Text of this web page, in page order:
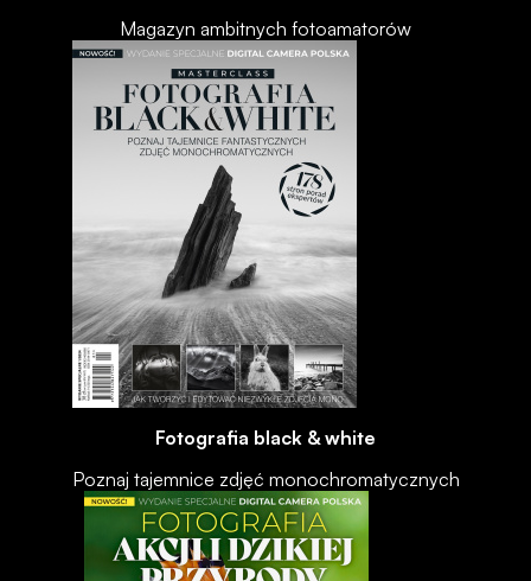
Magazyn ambitnych fotoamatorów
Fotografia black & white
Poznaj tajemnice zdjęć monochromatycznych